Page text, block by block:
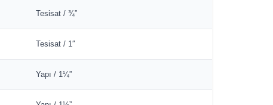
Tesisat / ¾”
Tesisat / 1″
Yapı / 1¼”